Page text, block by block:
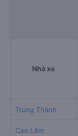
Nhà xe
Trung Thành
Cao Lâm